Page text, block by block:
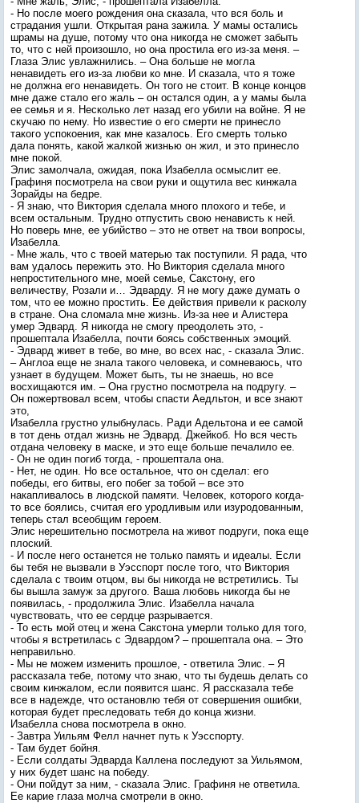
- Но после моего рождения она сказала, что вся боль и
страдания ушли. Открытая рана зажила. У мамы остались
шрамы на душе, потому что она никогда не сможет забыть
то, что с ней произошло, но она простила его из-за меня. –
Глаза Элис увлажнились. – Она больше не могла
ненавидеть его из-за любви ко мне. И сказала, что я тоже
не должна его ненавидеть. Он того не стоит. В конце концов
мне даже стало его жаль – он остался один, а у мамы была
ее семья и я. Несколько лет назад его убили на войне. Я не
скучаю по нему. Но известие о его смерти не принесло
такого успокоения, как мне казалось. Его смерть только
дала понять, какой жалкой жизнью он жил, и это принесло
мне покой.
Элис замолчала, ожидая, пока Изабелла осмыслит ее.
Графиня посмотрела на свои руки и ощутила вес кинжала
Зорайды на бедре.
- Я знаю, что Виктория сделала много плохого и тебе, и
всем остальным. Трудно отпустить свою ненависть к ней.
Но поверь мне, ее убийство – это не ответ на твои вопросы,
Изабелла.
- Мне жаль, что с твоей матерью так поступили. Я рада, что
вам удалось пережить это. Но Виктория сделала много
непростительного мне, моей семье, Сакстону, его
величеству, Розали и… Эдварду. Я не могу даже думать о
том, что ее можно простить. Ее действия привели к расколу
в стране. Она сломала мне жизнь. Из-за нее и Алистера
умер Эдвард. Я никогда не смогу преодолеть это, -
прошептала Изабелла, почти боясь собственных эмоций.
- Эдвард живет в тебе, во мне, во всех нас, - сказала Элис.
– Англоа еще не знала такого человека, и сомневаюсь, что
узнает в будущем. Может быть, ты не знаешь, но все
восхищаются им. – Она грустно посмотрела на подругу. –
Он пожертвовал всем, чтобы спасти Аедльтон, и все знают
это,
Изабелла грустно улыбнулась. Ради Адельтона и ее самой
в тот день отдал жизнь не Эдвард. Джейкоб. Но вся честь
отдана человеку в маске, и это еще больше печалило ее.
- Он не один погиб тогда, - прошептала она.
- Нет, не один. Но все остальное, что он сделал: его
победы, его битвы, его побег за тобой – все это
накапливалось в людской памяти. Человек, которого когда-
то все боялись, считая его уродливым или изуродованным,
теперь стал всеобщим героем.
Элис нерешительно посмотрела на живот подруги, пока еще
плоский.
- И после него останется не только память и идеалы. Если
бы тебя не вызвали в Уэсспорт после того, что Виктория
сделала с твоим отцом, вы бы никогда не встретились. Ты
бы вышла замуж за другого. Ваша любовь никогда бы не
появилась, - продолжила Элис. Изабелла начала
чувствовать, что ее сердце разрывается.
- То есть мой отец и жена Сакстона умерли только для того,
чтобы я встретилась с Эдвардом? – прошептала она. – Это
неправильно.
- Мы не можем изменить прошлое, - ответила Элис. – Я
рассказала тебе, потому что знаю, что ты будешь делать со
своим кинжалом, если появится шанс. Я рассказала тебе
все в надежде, что остановлю тебя от совершения ошибки,
которая будет преследовать тебя до конца жизни.
Изабелла снова посмотрела в окно.
- Завтра Уильям Фелл начнет путь к Уэсспорту.
- Там будет бойня.
- Если солдаты Эдварда Каллена последуют за Уильямом,
у них будет шанс на победу.
- Они пойдут за ним, - сказала Элис. Графиня не ответила.
Ее карие глаза молча смотрели в окно.